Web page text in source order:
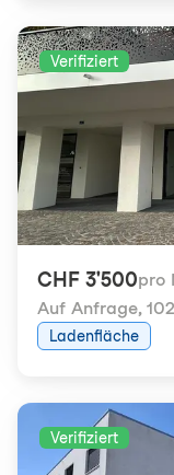
Verifiziert
CHF 3'500pro
Auf Anfrage,
Ladenfläche
Verifiziert